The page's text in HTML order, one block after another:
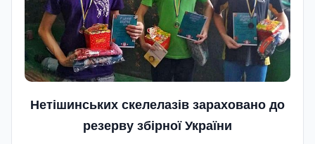
Нетішинських скелелазів зараховано до
резерву збірної України